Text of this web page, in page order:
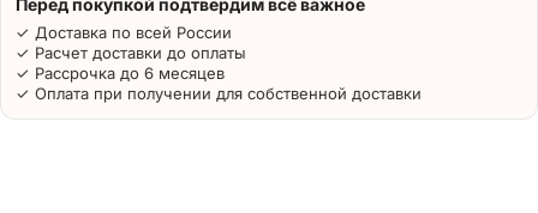
✓ Доставка по всей России
✓ Расчет доставки до оплаты
✓ Рассрочка до 6 месяцев
✓ Оплата при получении для собственной доставки